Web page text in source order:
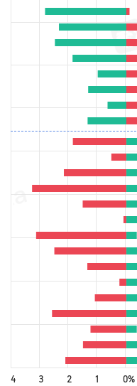
4 3 2 1 0%